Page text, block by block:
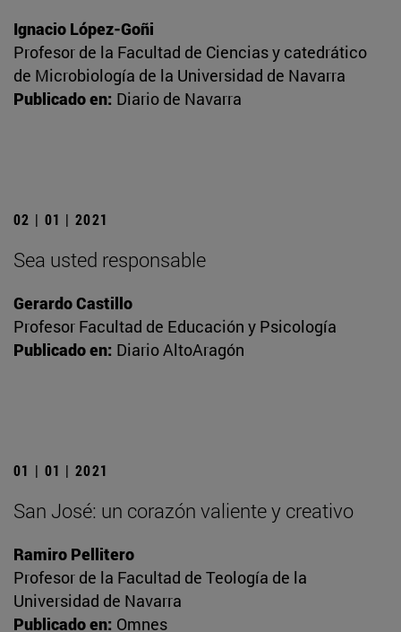
Ignacio López-Goñi
Profesor de la Facultad de Ciencias y catedrático
de Microbiología de la Universidad de Navarra
Publicado en: Diario de Navarra
02 | 01 | 2021
Sea usted responsable
Gerardo Castillo
Profesor Facultad de Educación y Psicología
Publicado en: Diario AltoAragón
01 | 01 | 2021
San José: un corazón valiente y creativo
Ramiro Pellitero
Profesor de la Facultad de Teología de la
Universidad de Navarra
Publicado en: Omnes